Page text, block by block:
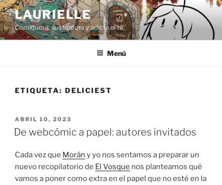
Saltar
al
contenido
LAURIELLE
Comiquera, ilustradora y adicta al té
Menú
ETIQUETA: DELICIEST
PUBLICADO
EL
ABRIL 10, 2023
De webcómic a papel: autores invitados
Cada vez que Morán y yo nos sentamos a preparar un
nuevo recopilatorio de El Vosque nos planteamos qué
vamos a poner como extra en el papel que no esté en la